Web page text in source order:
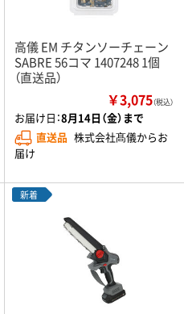
高儀 EM チタンソーチェーン
SABRE 56コマ 1407248 1個
（直送品）
￥3,075（税込）
お届け日：8月14日（金）まで
直送品 株式会社髙儀からお
届け
新着